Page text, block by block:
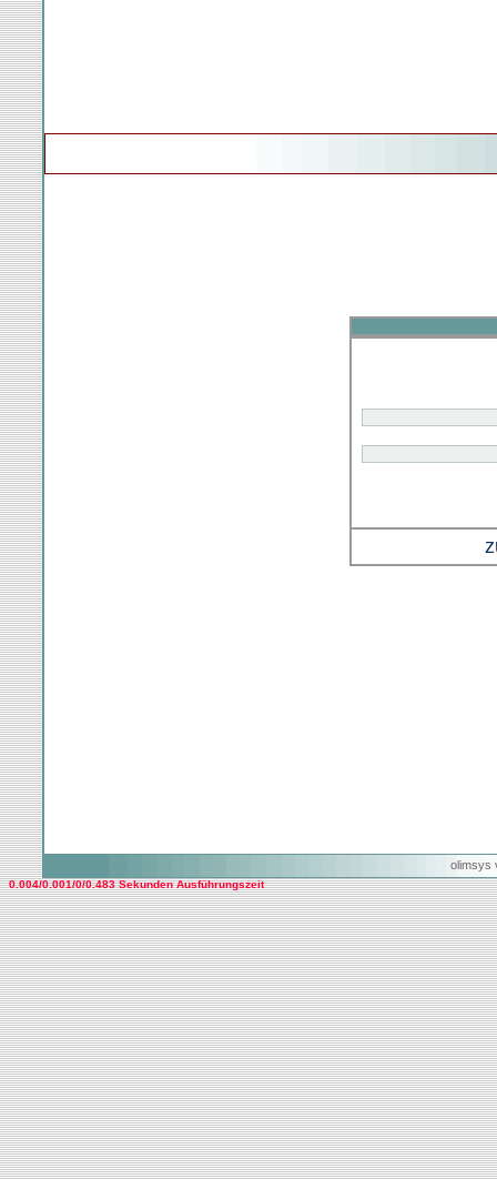
olimsys
0.004/0.001/0/0.483 Sekunden Ausführungszeit